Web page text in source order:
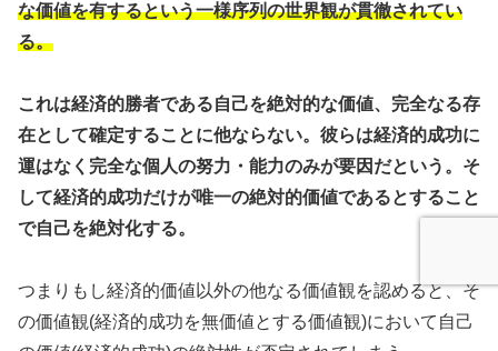
な価値を有するという一様序列の世界観が貫徹されてい
る。
これは経済的勝者である自己を絶対的な価値、完全なる存
在として確定することに他ならない。彼らは経済的成功に
運はなく完全な個人の努力・能力のみが要因だという。そ
して経済的成功だけが唯一の絶対的価値であるとすること
で自己を絶対化する。
つまりもし経済的価値以外の他なる価値観を認めると、そ
の価値観(経済的成功を無価値とする価値観)において自己